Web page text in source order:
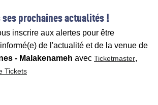
ses prochaines actualités !
inscrire aux alertes pour être
de l'actualité et de la venue de
- Malakenameh avec Ticketmaster,
Tickets